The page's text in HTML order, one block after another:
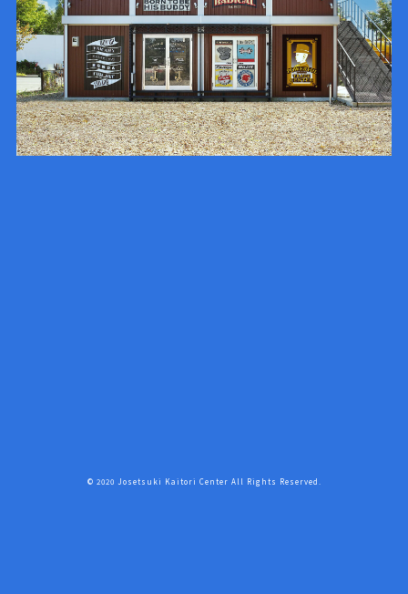
© 2020 Josetsuki Kaitori Center All Rights Reserved.